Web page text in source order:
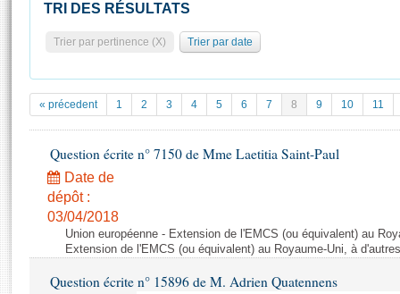
Pétitions
Documents parlementaires
Propositions de loi
Amendements
Textes adoptés
Rapports d'information
Rapports législatifs
Statistiques et chiffres clés
Transparence et déontologie
Histoire
Juniors
Anciennes législatures
Liens vers les sites publics
Les archives
Photos libres de droit
TRI DES RÉSULTATS
Trier par pertinence (X) Trier par date
« précedent 1 2 3 4 5 6 7 8 9 10 11
Question écrite n° 7150 de Mme Laetitia Saint-Paul
Date de
dépôt :
03/04/2018
Union européenne - Extension de l'EMCS (ou équivalent) au
Extension de l'EMCS (ou équivalent) au Royaume-Uni, à
Question écrite n° 15896 de M. Adrien Quatennens